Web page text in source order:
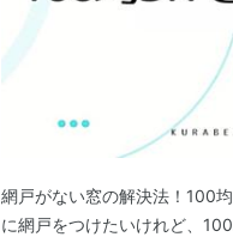
網戸がない窓の解決法！100
に網戸をつけたいけれど、